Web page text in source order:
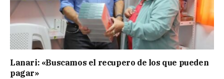
Lanari: «Buscamos el recupero de los que pueden
pagar»